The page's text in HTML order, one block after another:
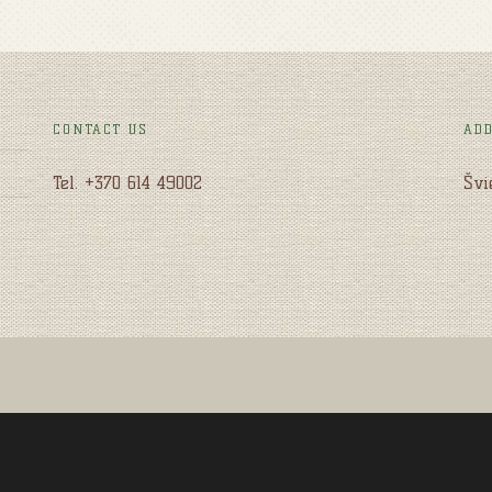
CONTACT US
Tel. +370 614 49002